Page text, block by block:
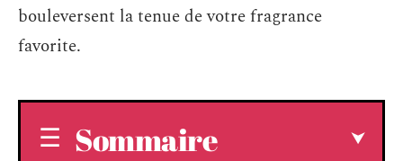
bouleversent la tenue de votre fragrance
favorite.
Sommaire